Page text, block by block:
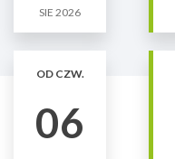
SIE 2026
OD CZW.
06